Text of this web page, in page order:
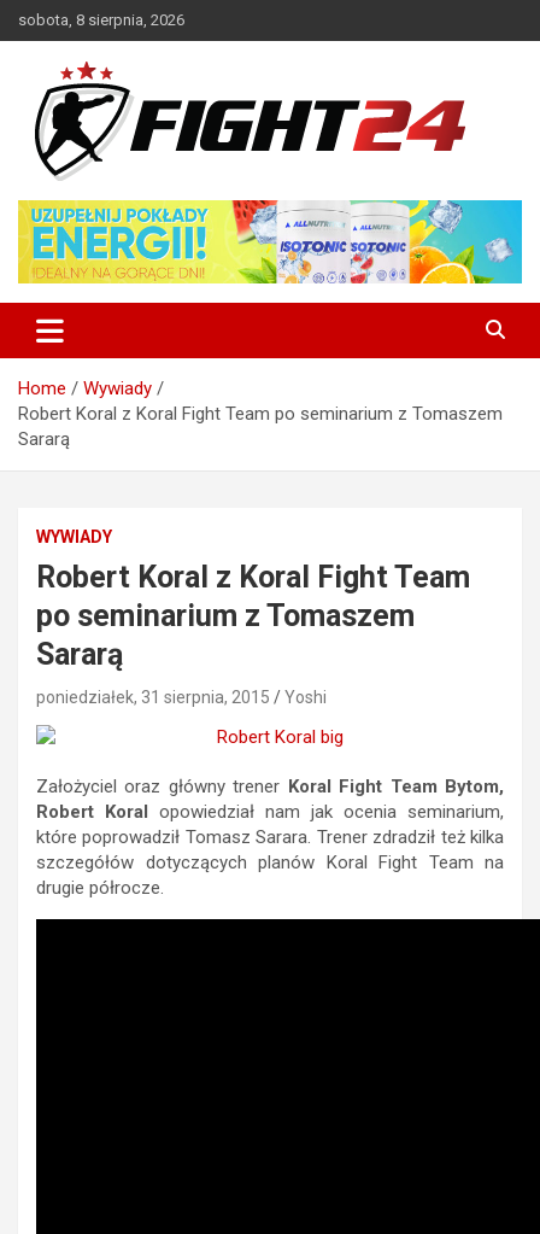
to
sobota, 8 sierpnia, 2026
FIGHT24.PL – MMA i K-1, UFC
Home
Wywiady
Robert Koral z Koral Fight Team po seminarium z Tomaszem
Sararą
WYWIADY
Robert Koral z Koral Fight Team
po seminarium z Tomaszem
Sararą
poniedziałek, 31 sierpnia, 2015 Yoshi
Założyciel oraz główny trener Koral Fight Team Bytom,
Robert Koral opowiedział nam jak ocenia seminarium,
które poprowadził Tomasz Sarara. Trener zdradził też kilka
szczegółów dotyczących planów Koral Fight Team na
drugie półrocze.